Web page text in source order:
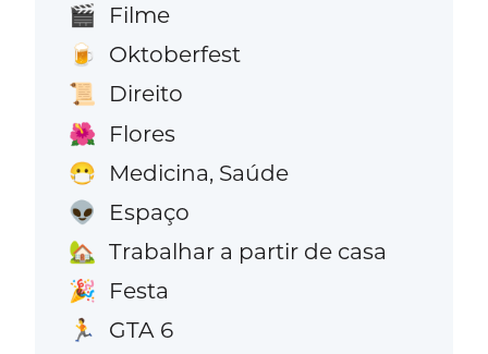
🎬 Filme
🍺 Oktoberfest
📜 Direito
🌺 Flores
😷 Medicina, Saúde
👽 Espaço
🏡 Trabalhar a partir de casa
🎉 Festa
🏃 GTA 6